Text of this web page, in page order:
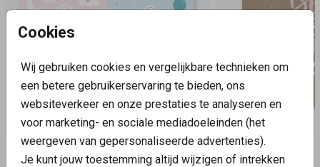
Cookies
Wij gebruiken cookies en vergelijkbare technieken om
een betere gebruikerservaring te bieden, ons
websiteverkeer en onze prestaties te analyseren en
voor marketing- en sociale mediadoeleinden (het
weergeven van gepersonaliseerde advertenties).
Je kunt jouw toestemming altijd wijzigen of intrekken
Aanbevolen